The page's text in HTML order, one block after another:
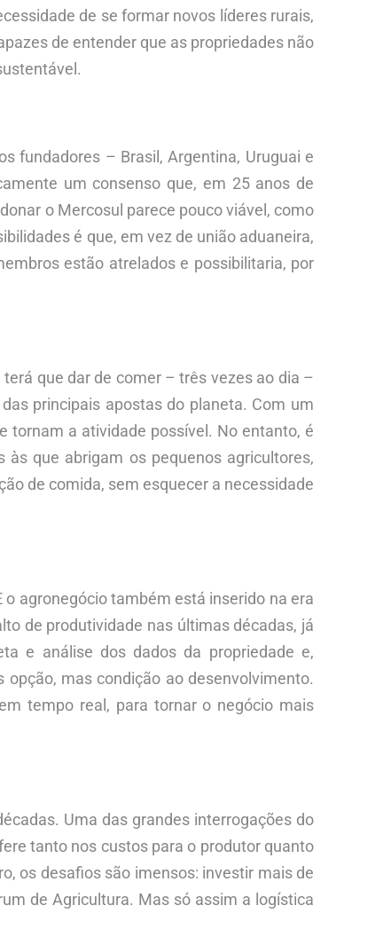
de se formar novos líderes rurais,
de entender que as propriedades não
fundadores – Brasil, Argentina, Uruguai e
um consenso que, em 25 anos de
o Mercosul parece pouco viável, como
é que, em vez de união aduaneira,
estão atrelados e possibilitaria, por
que dar de comer – três vezes ao dia –
principais apostas do planeta. Com um
tornam a atividade possível. No entanto, é
que abrigam os pequenos agricultores,
de comida, sem esquecer a necessidade
o agronegócio também está inserido na era
de produtividade nas últimas décadas, já
e análise dos dados da propriedade e,
mas condição ao desenvolvimento.
tempo real, para tornar o negócio mais
Uma das grandes interrogações do
tanto nos custos para o produtor quanto
os desafios são imensos: investir mais de
de Agricultura. Mas só assim a logística